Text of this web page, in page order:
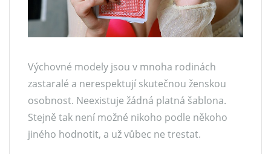
Výchovné modely jsou v mnoha rodinách
zastaralé a nerespektují skutečnou ženskou
osobnost. Neexistuje žádná platná šablona.
Stejně tak není možné nikoho podle někoho
jiného hodnotit, a už vůbec ne trestat.